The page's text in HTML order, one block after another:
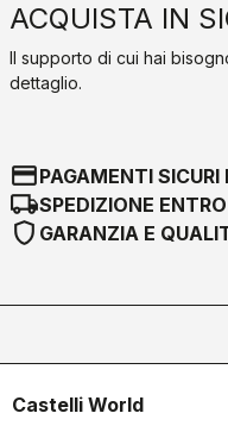
ACQUISTA IN
Il supporto di cui hai
dettaglio.
credit_cardPAGAMENTI SICURI
local_shippingSPEDIZIONE
shield GARANZIA E
Castelli World